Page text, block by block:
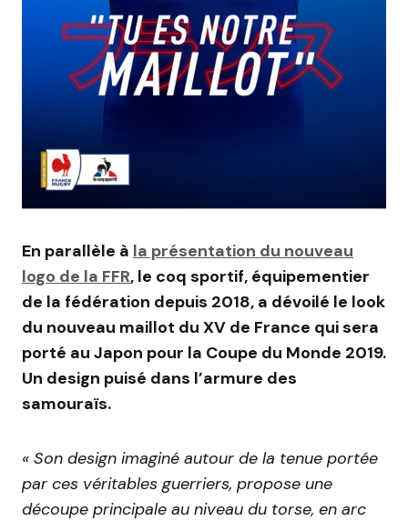
En parallèle à la présentation du nouveau
logo de la FFR, le coq sportif, équipementier
de la fédération depuis 2018, a dévoilé le look
du nouveau maillot du XV de France qui sera
porté au Japon pour la Coupe du Monde 2019.
Un design puisé dans l’armure des
samouraïs.
« Son design imaginé autour de la tenue portée
par ces véritables guerriers, propose une
découpe principale au niveau du torse, en arc